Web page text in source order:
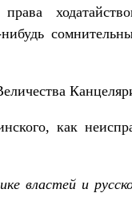
как
властей и